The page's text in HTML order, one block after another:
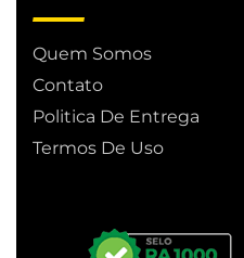
Quem Somos
Contato
Politica De Entrega
Termos De Uso